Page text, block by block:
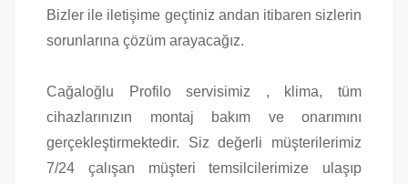
Bizler ile iletişime geçtiniz andan itibaren sizlerin
sorunlarına çözüm arayacağız.
Cağaloğlu Profilo servisimiz , klima, tüm
cihazlarınızın montaj bakım ve onarımını
gerçekleştirmektedir. Siz değerli müşterilerimiz
7/24 çalışan müşteri temsilcilerimize ulaşıp